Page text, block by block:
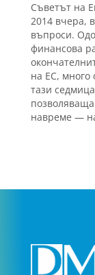
Съветът на
2014 вчера,
въпроси.
финансова
на ЕС, много
тази
навреме —